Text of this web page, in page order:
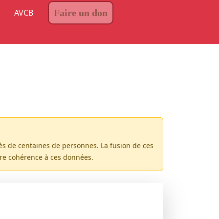
AVCB Faire un don
de centaines de personnes. La fusion de ces
cohérence à ces données.